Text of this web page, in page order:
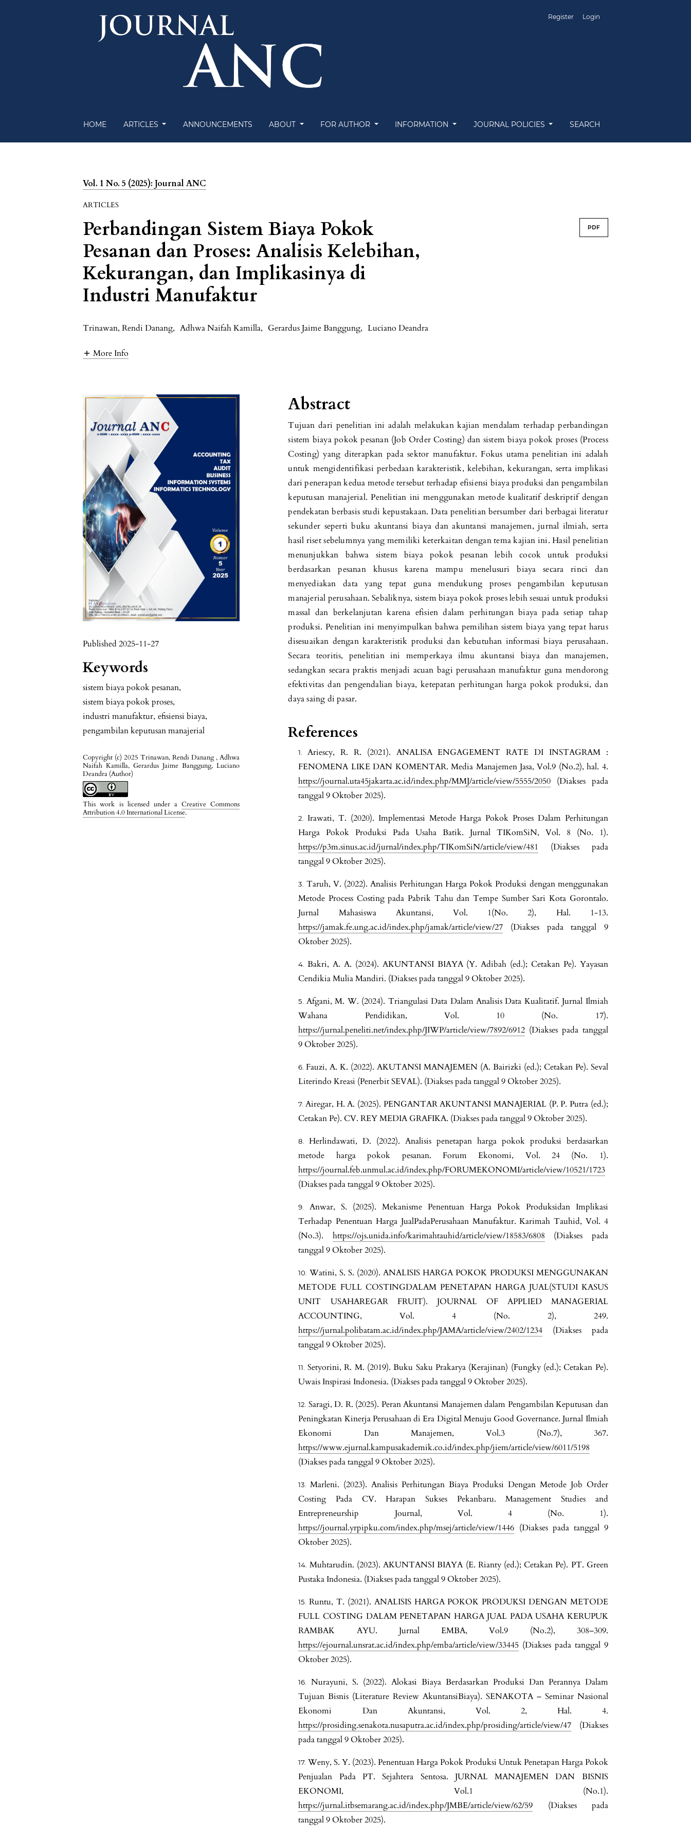
Register Login
HOME ARTICLES ANNOUNCEMENTS ABOUT FOR AUTHOR INFORMATION JOURNAL POLICIES SEARCH
Vol. 1 No. 5 (2025): Journal ANC
ARTICLES
Perbandingan Sistem Biaya Pokok
Pesanan dan Proses: Analisis Kelebihan,
Kekurangan, dan Implikasinya di
Industri Manufaktur
PDF
Trinawan, Rendi Danang, Adhwa Naifah Kamilla, Gerardus Jaime Banggung, Luciano Deandra
More Info
Published 2025-11-27
Keywords
sistem biaya pokok pesanan,
sistem biaya pokok proses,
industri manufaktur, efisiensi biaya,
pengambilan keputusan manajerial
Copyright (c) 2025 Trinawan, Rendi Danang , Adhwa
Naifah Kamilla, Gerardus Jaime Banggung, Luciano
Deandra (Author)
This work is licensed under aCreative Commons
Attribution 4.0 International License.
Abstract
Tujuan dari penelitian ini adalah melakukan kajian mendalam terhadap perbandingan
sistem biaya pokok pesanan (Job Order Costing) dan sistem biaya pokok proses (Process
Costing) yang diterapkan pada sektor manufaktur. Fokus utama penelitian ini adalah
untuk mengidentifikasi perbedaan karakteristik, kelebihan, kekurangan, serta implikasi
dari penerapan kedua metode tersebut terhadap efisiensi biaya produksi dan pengambilan
keputusan manajerial. Penelitian ini menggunakan metode kualitatif deskriptif dengan
pendekatan berbasis studi kepustakaan. Data penelitian bersumber dari berbagai literatur
sekunder seperti buku akuntansi biaya dan akuntansi manajemen, jurnal ilmiah, serta
hasil riset sebelumnya yang memiliki keterkaitan dengan tema kajian ini. Hasil penelitian
menunjukkan bahwa sistem biaya pokok pesanan lebih cocok untuk produksi
berdasarkan pesanan khusus karena mampu menelusuri biaya secara rinci dan
menyediakan data yang tepat guna mendukung proses pengambilan keputusan
manajerial perusahaan. Sebaliknya, sistem biaya pokok proses lebih sesuai untuk produksi
massal dan berkelanjutan karena efisien dalam perhitungan biaya pada setiap tahap
produksi. Penelitian ini menyimpulkan bahwa pemilihan sistem biaya yang tepat harus
disesuaikan dengan karakteristik produksi dan kebutuhan informasi biaya perusahaan.
Secara teoritis, penelitian ini memperkaya ilmu akuntansi biaya dan manajemen,
sedangkan secara praktis menjadi acuan bagi perusahaan manufaktur guna mendorong
efektivitas dan pengendalian biaya, ketepatan perhitungan harga pokok produksi, dan
daya saing di pasar.
References
Ariescy, R. R. (2021). ANALISA ENGAGEMENT RATE DI INSTAGRAM :
FENOMENA LIKE DAN KOMENTAR. Media Manajemen Jasa, Vol.9 (No.2), hal. 4.
https://journal.uta45jakarta.ac.id/index.php/MMJ/article/view/5555/2050 (Diakses pada
tanggal 9 Oktober 2025).
Irawati, T. (2020). Implementasi Metode Harga Pokok Proses Dalam Perhitungan
Harga Pokok Produksi Pada Usaha Batik. Jurnal TIKomSiN, Vol. 8 (No. 1).
https://p3m.sinus.ac.id/jurnal/index.php/TIKomSiN/article/view/481 (Diakses pada
tanggal 9 Oktober 2025).
Taruh, V. (2022). Analisis Perhitungan Harga Pokok Produksi dengan menggunakan
Metode Process Costing pada Pabrik Tahu dan Tempe Sumber Sari Kota Gorontalo.
Jurnal Mahasiswa Akuntansi, Vol. 1(No. 2), Hal. 1-13.
https://jamak.fe.ung.ac.id/index.php/jamak/article/view/27 (Diakses pada tanggal 9
Oktober 2025).
Bakri, A. A. (2024). AKUNTANSI BIAYA (Y. Adibah (ed.); Cetakan Pe). Yayasan
Cendikia Mulia Mandiri. (Diakses pada tanggal 9 Oktober 2025).
Afgani, M. W. (2024). Triangulasi Data Dalam Analisis Data Kualitatif. Jurnal Ilmiah
Wahana Pendidikan, Vol. 10 (No. 17).
https://jurnal.peneliti.net/index.php/JIWP/article/view/7892/6912 (Diakses pada tanggal
9 Oktober 2025).
Fauzi, A. K. (2022). AKUTANSI MANAJEMEN (A. Bairizki (ed.); Cetakan Pe). Seval
Literindo Kreasi (Penerbit SEVAL). (Diakses pada tanggal 9 Oktober 2025).
Airegar, H. A. (2025). PENGANTAR AKUNTANSI MANAJERIAL (P. P. Putra (ed.);
Cetakan Pe). CV. REY MEDIA GRAFIKA. (Diakses pada tanggal 9 Oktober 2025).
Herlindawati, D. (2022). Analisis penetapan harga pokok produksi berdasarkan
metode harga pokok pesanan. Forum Ekonomi, Vol. 24 (No. 1).
https://journal.feb.unmul.ac.id/index.php/FORUMEKONOMI/article/view/10521/1723
(Diakses pada tanggal 9 Oktober 2025).
Anwar, S. (2025). Mekanisme Penentuan Harga Pokok Produksidan Implikasi
Terhadap Penentuan Harga JualPadaPerusahaan Manufaktur. Karimah Tauhid, Vol. 4
(No.3). https://ojs.unida.info/karimahtauhid/article/view/18583/6808 (Diakses pada
tanggal 9 Oktober 2025).
Watini, S. S. (2020). ANALISIS HARGA POKOK PRODUKSI MENGGUNAKAN
METODE FULL COSTINGDALAM PENETAPAN HARGA JUAL(STUDI KASUS
UNIT USAHAREGAR FRUIT). JOURNAL OF APPLIED MANAGERIAL
ACCOUNTING, Vol. 4 (No. 2), 249.
https://jurnal.polibatam.ac.id/index.php/JAMA/article/view/2402/1234 (Diakses pada
tanggal 9 Oktober 2025).
Setyorini, R. M. (2019). Buku Saku Prakarya (Kerajinan) (Fungky (ed.); Cetakan Pe).
Uwais Inspirasi Indonesia. (Diakses pada tanggal 9 Oktober 2025).
Saragi, D. R. (2025). Peran Akuntansi Manajemen dalam Pengambilan Keputusan dan
Peningkatan Kinerja Perusahaan di Era Digital Menuju Good Governance. Jurnal Ilmiah
Ekonomi Dan Manajemen, Vol.3 (No.7), 367.
https://www.ejurnal.kampusakademik.co.id/index.php/jiem/article/view/6011/5198
(Diakses pada tanggal 9 Oktober 2025).
Marleni. (2023). Analisis Perhitungan Biaya Produksi Dengan Metode Job Order
Costing Pada CV. Harapan Sukses Pekanbaru. Management Studies and
Entrepreneurship Journal, Vol. 4 (No. 1).
https://journal.yrpipku.com/index.php/msej/article/view/1446 (Diakses pada tanggal 9
Oktober 2025).
Muhtarudin. (2023). AKUNTANSI BIAYA (E. Rianty (ed.); Cetakan Pe). PT. Green
Pustaka Indonesia. (Diakses pada tanggal 9 Oktober 2025).
Runtu, T. (2021). ANALISIS HARGA POKOK PRODUKSI DENGAN METODE
FULL COSTING DALAM PENETAPAN HARGA JUAL PADA USAHA KERUPUK
RAMBAK AYU. Jurnal EMBA, Vol.9 (No.2), 308–309.
https://ejournal.unsrat.ac.id/index.php/emba/article/view/33445 (Diakses pada tanggal 9
Oktober 2025).
Nurayuni, S. (2022). Alokasi Biaya Berdasarkan Produksi Dan Perannya Dalam
Tujuan Bisnis (Literature Review AkuntansiBiaya). SENAKOTA – Seminar Nasional
Ekonomi Dan Akuntansi, Vol. 2, Hal. 4.
https://prosiding.senakota.nusaputra.ac.id/index.php/prosiding/article/view/47 (Diakses
pada tanggal 9 Oktober 2025).
Weny, S. Y. (2023). Penentuan Harga Pokok Produksi Untuk Penetapan Harga Pokok
Penjualan Pada PT. Sejahtera Sentosa. JURNAL MANAJEMEN DAN BISNIS
EKONOMI, Vol.1 (No.1).
https://jurnal.itbsemarang.ac.id/index.php/JMBE/article/view/62/59 (Diakses pada
tanggal 9 Oktober 2025).